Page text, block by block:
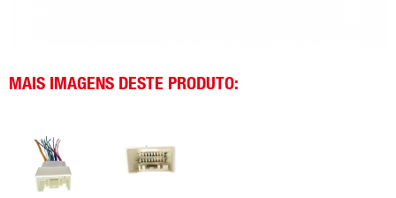
MAIS IMAGENS DESTE PRODUTO: